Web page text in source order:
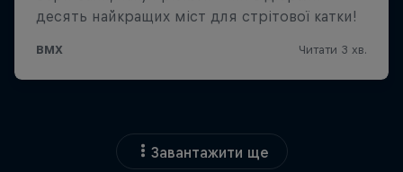
Завантажити ще